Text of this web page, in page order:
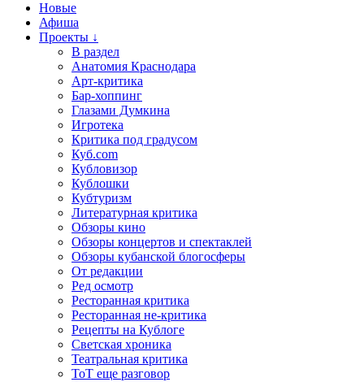
Новые
Афиша
Проекты ↓
В раздел
Анатомия Краснодара
Арт-критика
Бар-хоппинг
Глазами Думкина
Игротека
Критика под градусом
Куб.com
Кубловизор
Кублошки
Кубтуризм
Литературная критика
Обзоры кино
Обзоры концертов и спектаклей
Обзоры кубанской блогосферы
От редакции
Ред осмотр
Ресторанная критика
Ресторанная не-критика
Рецепты на Кублоге
Светская хроника
Театральная критика
ТоТ еще разговор